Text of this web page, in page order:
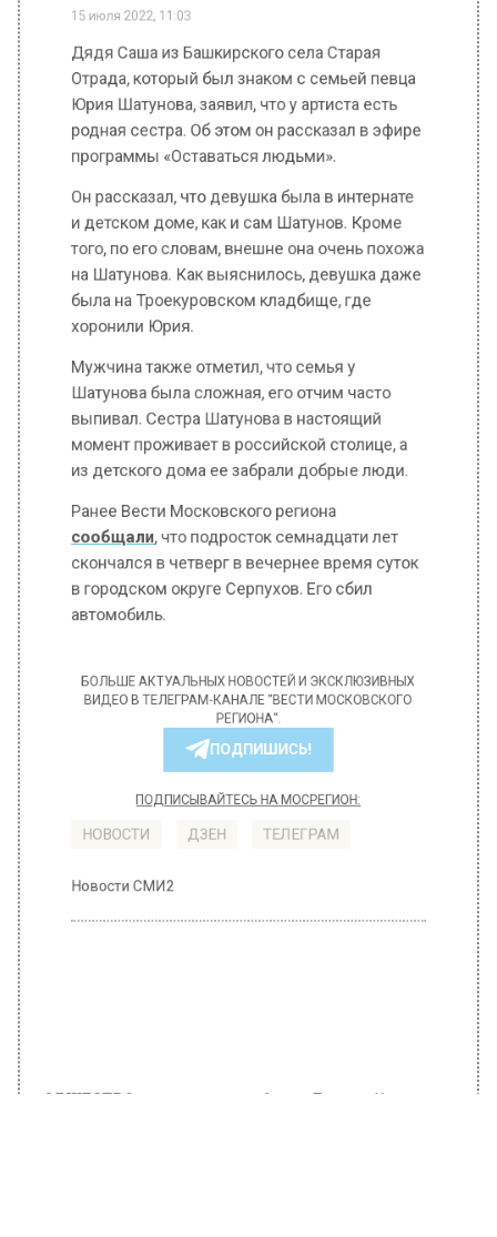
Отрада, который был знаком с семьей певца
Юрия Шатунова, заявил, что у артиста есть
родная сестра. Об этом он рассказал в эфире
программы «Оставаться людьми».
Он рассказал, что девушка была в интернате
того, по его словам, внешне она очень похожа
на Шатунова. Как выяснилось, девушка даже
была на Троекуровском кладбище, где
хоронили Юрия.
Мужчина также отметил, что семья у
Шатунова была сложная, его отчим часто
выпивал. Сестра Шатунова в настоящий
момент проживает в российской столице, а
из детского дома ее забрали добрые люди.
Ранее Вести Московского региона
сообщали, что подросток семнадцати лет
скончался в четверг в вечернее время суток
в городском округе Серпухов. Его сбил
БОЛЬШЕ АКТУАЛЬНЫХ НОВОСТЕЙ И ЭКСКЛЮЗИВНЫХ
ВИДЕО В ТЕЛЕГРАМ-КАНАЛЕ "ВЕСТИ МОСКОВСКОГО
РЕГИОНА".
ПОДПИСЫВАЙТЕСЬ НА МОСРЕГИОН:
НОВОСТИ
Появилась информация о сестре